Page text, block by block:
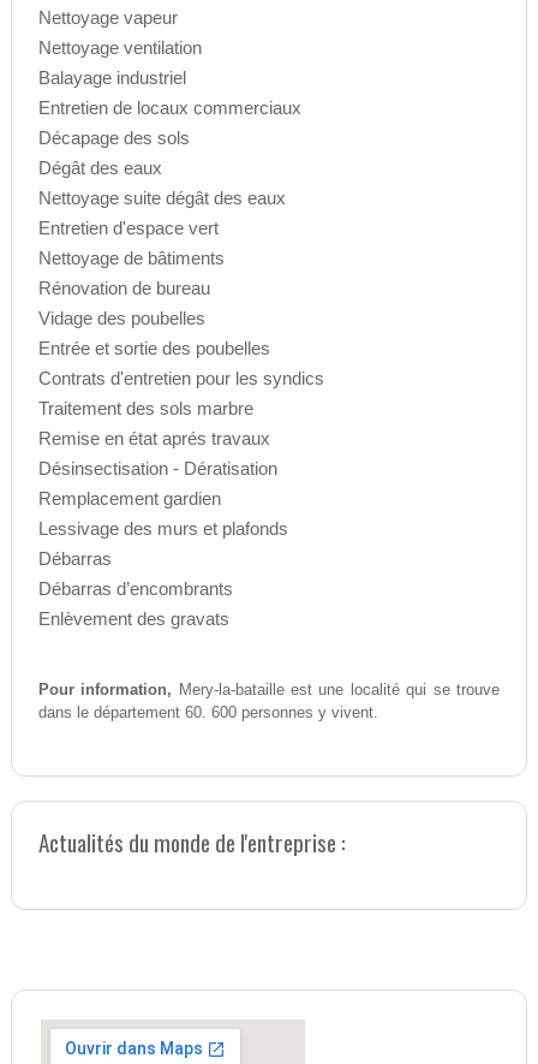
Nettoyage vapeur
Nettoyage ventilation
Balayage industriel
Entretien de locaux commerciaux
Décapage des sols
Dégât des eaux
Nettoyage suite dégât des eaux
Entretien d'espace vert
Nettoyage de bâtiments
Rénovation de bureau
Vidage des poubelles
Entrée et sortie des poubelles
Contrats d'entretien pour les syndics
Traitement des sols marbre
Remise en état aprés travaux
Désinsectisation - Dératisation
Remplacement gardien
Lessivage des murs et plafonds
Débarras
Débarras d’encombrants
Enlèvement des gravats
Pour information, Mery-la-bataille est une localité qui se trouve
dans le département 60. 600 personnes y vivent.
Actualités du monde de l'entreprise :